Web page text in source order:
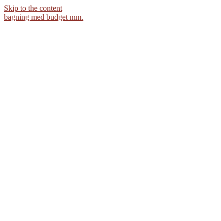
Skip to the content
bagning med budget mm.